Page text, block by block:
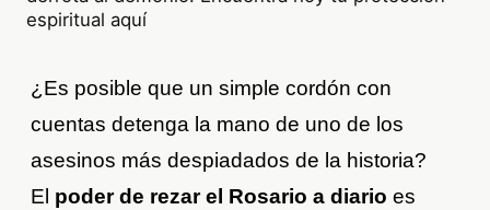
espiritual aquí
¿Es posible que un simple cordón con
cuentas detenga la mano de uno de los
asesinos más despiadados de la historia?
El poder de rezar el Rosario a diario es